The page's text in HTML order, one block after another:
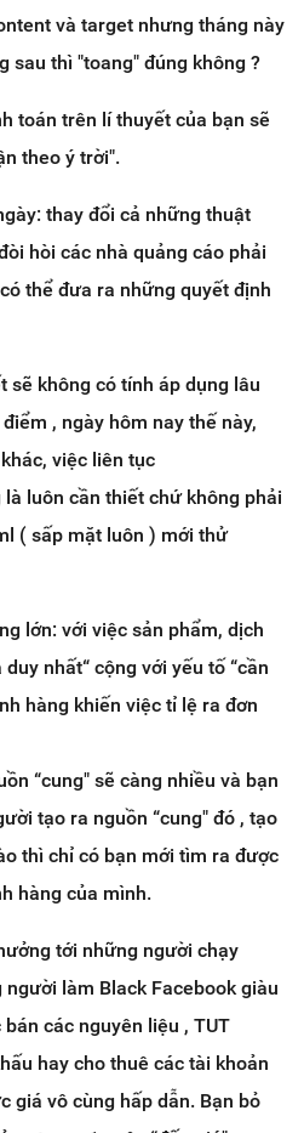
và target nhưng tháng này
sau thì "toang" đúng không ?
toán trên lí thuyết của bạn sẽ
theo ý trời".
thay đổi cả những thuật
hòi các nhà quảng cáo phải
thể đưa ra những quyết định
sẽ không có tính áp dụng lâu
, ngày hôm nay thế này,
việc liên tục
luôn cần thiết chứ không phải
( sấp mặt luôn ) mới thử
lớn: với việc sản phẩm, dịch
nhất“ cộng với yếu tố “cần
hàng khiến việc tỉ lệ ra đơn
“cung" sẽ càng nhiều và bạn
tạo ra nguồn “cung" đó , tạo
thì chỉ có bạn mới tìm ra được
hàng của mình.
tới những người chạy
người làm Black Facebook giàu
các nguyên liệu , TUT
hay cho thuê các tài khoản
giá vô cùng hấp dẫn. Bạn bỏ